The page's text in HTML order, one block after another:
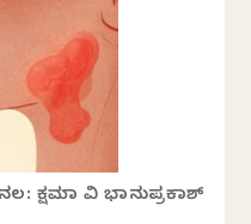
ಕ್ಷಮಾ ವಿ ಭಾನುಪ್ರಕಾಶ್